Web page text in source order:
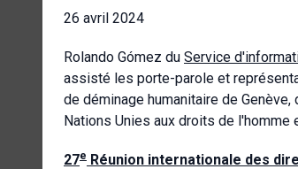
26 avril 2024
Rolando Gómez du Service
assisté les porte-parole et
de déminage humanitaire de
Nations Unies aux droits de l'homme
27e Réunion internationale des